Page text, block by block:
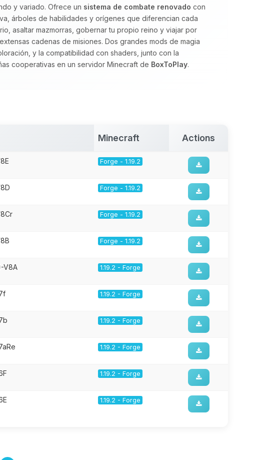
y variado. Ofrece un sistema de combate renovado con
árboles de habilidades y orígenes que diferencian cada
asaltar mazmorras, gobernar tu propio reino y viajar por
cadenas de misiones. Dos grandes mods de magia
y la compatibilidad con shaders, junto con la
cooperativas en un servidor Minecraft de BoxToPlay.
Minecraft Actions
Forge - 1.19.2
Forge - 1.19.2
Forge - 1.19.2
Forge - 1.19.2
V8A 1.19.2 - Forge
1.19.2 - Forge
1.19.2 - Forge
1.19.2 - Forge
1.19.2 - Forge
1.19.2 - Forge